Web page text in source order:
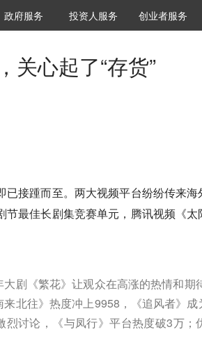
城市之窗
政府服务 VClub投资机构库
投资机构职位推介
投资人服务 创投氪堂
创业者服务
关心起了“存货”
已接踵而至。两大视频平台纷纷传来
节最佳长剧集竞赛单元，腾讯视频《
剧《繁花》让观众在高涨的热情和期
北往》热度冲上9958，《追风者》成
烈讨论，《与凤行》平台热度破3万；